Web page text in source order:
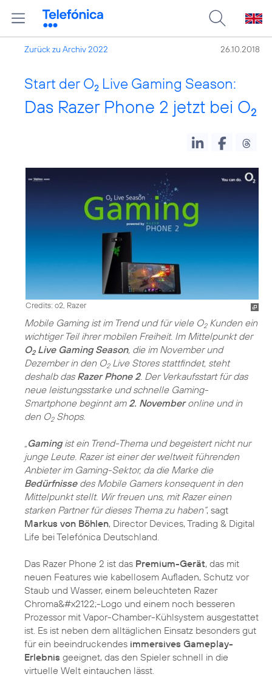
Zurück zu Archiv 2022 26.10.2018
Start der O2 Live Gaming Season:
Das Razer Phone 2 jetzt bei O2
Credits: o2, Razer
Mobile Gaming ist im Trend und für viele O2Kunden ein
wichtiger Teil ihrer mobilen Freiheit. Im Mittelpunkt der
O2Live Gaming Season, die im November und
Dezember in den O2Live Stores stattfindet, steht
deshalb das Razer Phone 2. Der Verkaufsstart für das
neue leistungsstarke und schnelle Gaming-
Smartphone beginnt am 2. Novemberonline und in
den O2Shops.
Gamingist ein Trend-Thema und begeistert nicht nur
junge Leute. Razer ist einer der weltweit führenden
Anbieter im Gaming-Sektor, da die Marke die
Bedürfnisse des Mobile Gamers konsequent in den
Mittelpunkt stellt. Wir freuen uns, mit Razer einen
starken Partner für dieses Thema zu haben“, sagt
Markus von Böhlen, Director Devices, Trading & Digital
Life bei Telefónica Deutschland.
Das Razer Phone 2 ist das Premium-Gerät, das mit
neuen Features wie kabellosem Aufladen, Schutz vor
Staub und Wasser, einem beleuchteten Razer
Chroma&#x2122;-Logo und einem noch besseren
Prozessor mit Vapor-Chamber-Kühlsystem ausgestattet
ist. Es ist neben dem alltäglichen Einsatz besonders gut
für ein beeindruckendes immersives Gameplay-
Erlebnis geeignet, das den Spieler schnell in die
virtuelle Welt eintauchen lässt.